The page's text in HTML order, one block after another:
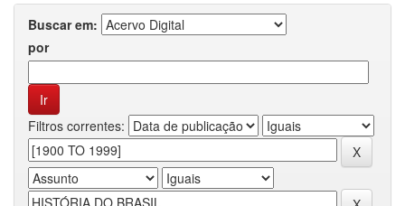
Buscar em:
por
Filtros correntes: